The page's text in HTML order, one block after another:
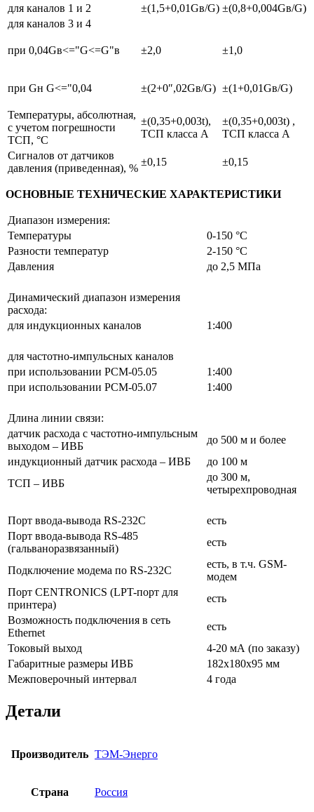
для каналов 1 и 2
±(1,5+0,01Gв/G) ±(0,8+0,004Gв/G)
для каналов 3 и 4
при 0,04Gв<="G<=G"в ±2,0 ±1,0
при Gн G<="0,04 ±(2+0″,02Gв/G) ±(1+0,01Gв/G)
Температуры, абсолютная,
с учетом погрешности
ТСП, °С
±(0,35+0,003t),
ТСП класса А
±(0,35+0,003t) ,
ТСП класса А
Сигналов от датчиков
давления (приведенная), %
±0,15 ±0,15
ОСНОВНЫЕ ТЕХНИЧЕСКИЕ ХАРАКТЕРИСТИКИ
Диапазон измерения:
Температуры
0-150 °С
Разности температур
2-150 °С
Давления
до 2,5 МПа
Динамический диапазон измерения
расхода:
для индукционных каналов
1:400
для частотно-импульсных каналов
при использовании РСМ-05.05
1:400
при использовании РСМ-05.07
1:400
Длина линии связи:
датчик расхода c частотно-импульсным
выходом – ИВБ
до 500 м и более
индукционный датчик расхода – ИВБ
до 100 м
ТСП – ИВБ
до 300 м,
четырехпроводная
Порт ввода-вывода RS-232С
есть
Порт ввода-вывода RS-485
(гальваноразвязанный)
есть
Подключение модема по RS-232С
есть, в т.ч. GSM-
модем
Порт CENTRONICS (LPT-порт для
принтера)
есть
Возможность подключения в сеть
Ethernet
есть
Токовый выход
4-20 мА (по заказу)
Габаритные размеры ИВБ
182х180х95 мм
Межповерочный интервал
4 года
Детали
Производитель ТЭМ-Энерго
Страна Россия